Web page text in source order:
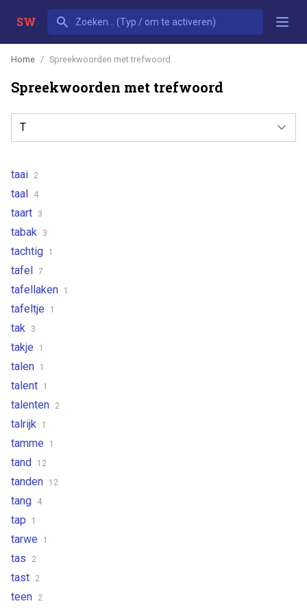
SW
Home Spreekwoorden met trefwoord
Spreekwoorden met trefwoord
taai 2
taal 4
taart 3
tabak 3
tachtig 1
tafel 7
tafellaken 1
tafeltje 1
tak 3
takje 1
talen 1
talent 1
talenten 2
talrijk 1
tamme 1
tand 12
tanden 12
tang 4
tap 1
tarwe 1
tas 2
tast 2
teen 2